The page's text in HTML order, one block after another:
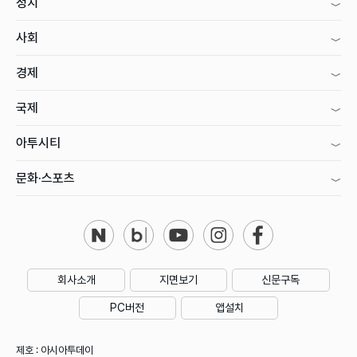
사회
경제
국제
아투시티
문화·스포츠
회사소개 지면보기 신문구독
PC버전 앱설치
제호 : 아시아투데이